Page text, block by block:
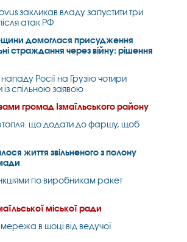
закликав владу запустити три
атак РФ
домоглася присудження
страждання через війну: рішення
Росії на Грузію чотири
із спільною заявою
громад Ізмаїльського району
що додати до фаршу, щоб
життя звільненого з полону
по виробникам ракет
міської ради
мережа в шоці від ведучої